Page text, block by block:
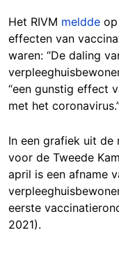
Het RIVM meldde
effecten van
waren: “De daling
“een gunstig effect
met het
In een grafiek uit de
voor de Tweede
april is een afname
eerste
2021).